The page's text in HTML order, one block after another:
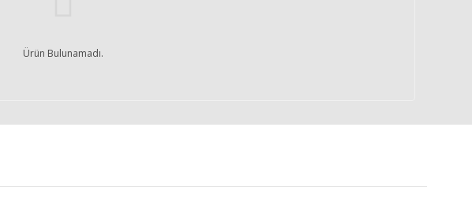
Ürün Bulunamadı.